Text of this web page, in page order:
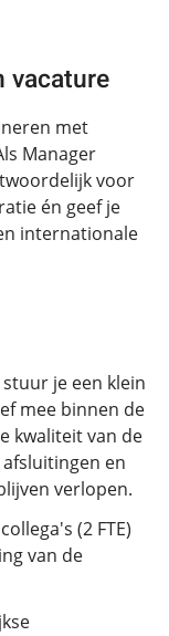
vacature
met
Manager
voor
én geef je
internationale
je een klein
mee binnen de
kwaliteit van de
en
verlopen.
(2 FTE)
van de